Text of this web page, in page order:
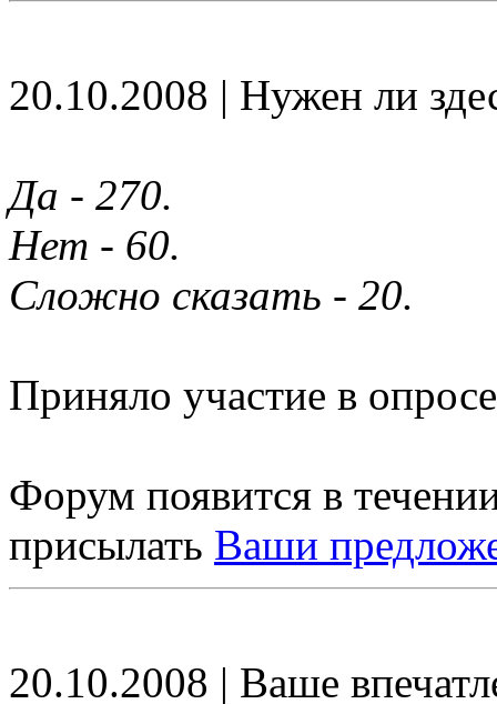
20.10.2008 | Нужен ли
Да - 270.
Нет - 60.
Сложно сказать - 20.
Приняло участие в
Форум появится в
присылать Ваши
20.10.2008 | Ваше